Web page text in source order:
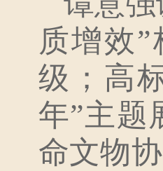
质增效
级；高
年”主题
命文物